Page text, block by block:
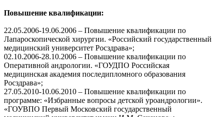
Повышение квалификации:
22.05.2006-19.06.2006 – Повышение квалификации по
Лапароскопической хирургии. «Российский государственный
медицинский университет Росздрава»;
02.10.2006-28.10.2006 – Повышение квалификации по
Оперативной андрологии. «ГОУДПО Российская
медицинская академия последипломного образования
Росздрава»;
27.05.2010-10.06.2010 – Повышение квалификации по
программе: «Избранные вопросы детской уроандрологии».
«ГОУВПО Первый Московский государственный